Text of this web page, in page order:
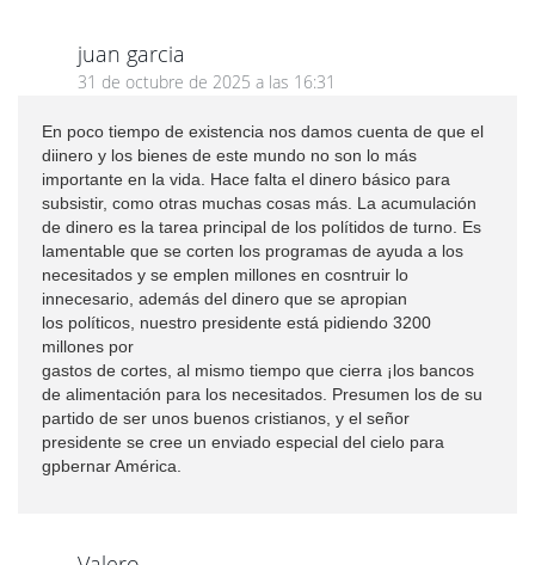
juan garcia
31 de octubre de 2025 a las 16:31
En poco tiempo de existencia nos damos cuenta de que el
diinero y los bienes de este mundo no son lo más
importante en la vida. Hace falta el dinero básico para
subsistir, como otras muchas cosas más. La acumulación
de dinero es la tarea principal de los polítidos de turno. Es
lamentable que se corten los programas de ayuda a los
necesitados y se emplen millones en cosntruir lo
innecesario, además del dinero que se apropian
los políticos, nuestro presidente está pidiendo 3200
millones por
gastos de cortes, al mismo tiempo que cierra ¡los bancos
de alimentación para los necesitados. Presumen los de su
partido de ser unos buenos cristianos, y el señor
presidente se cree un enviado especial del cielo para
gpbernar América.